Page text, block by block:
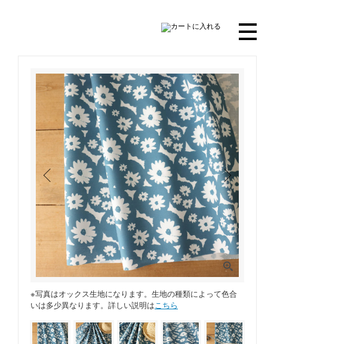
※写真はオックス生地になります。生地の種類によって色合
いは多少異なります。詳しい説明はこちら